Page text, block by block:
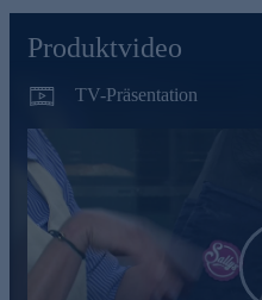
lange
hitzebeständig bis 230
für Rechts- und
Produktvideo
TV-Präsentation